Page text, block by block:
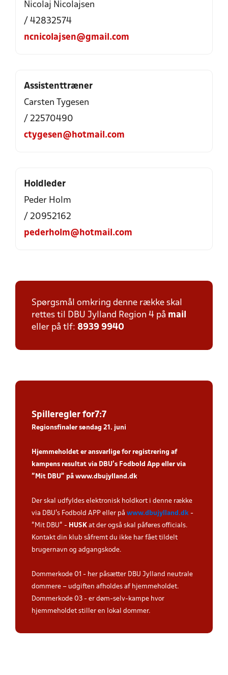
Nicolaj Nicolajsen
/ 42832574
ncnicolajsen@gmail.com
Assistenttræner
Carsten Tygesen
/ 22570490
ctygesen@hotmail.com
Holdleder
Peder Holm
/ 20952162
pederholm@hotmail.com
Spørgsmål omkring denne række skal
rettes til DBU Jylland Region 4 på mail
eller på tlf: 8939 9940
Spilleregler for7:7
Regionsfinaler søndag 21. juni
Hjemmeholdet er ansvarlige for registrering af
kampens resultat via DBU’s Fodbold App eller via
”Mit DBU” på www.dbujylland.dk.
Der skal udfyldes elektronisk holdkort i denne række
via DBU's Fodbold APP eller på www.dbujylland.dk -
"Mit DBU" - HUSK at der også skal påføres officials.
Kontakt din klub såfremt du ikke har fået tildelt
brugernavn og adgangskode.
Dommerkode 01 - her påsætter DBU Jylland neutrale
dommere – udgiften afholdes af hjemmeholdet.
Dommerkode 03 - er døm-selv-kampe hvor
hjemmeholdet stiller en lokal dommer.